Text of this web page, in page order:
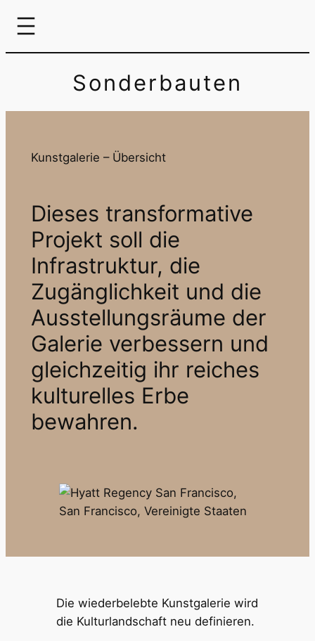
Zum
Inhalt
springen
Sonderbauten
Kunstgalerie – Übersicht
Dieses transformative
Projekt soll die
Infrastruktur, die
Zugänglichkeit und die
Ausstellungsräume der
Galerie verbessern und
gleichzeitig ihr reiches
kulturelles Erbe
bewahren.
Die wiederbelebte Kunstgalerie wird
die Kulturlandschaft neu definieren.